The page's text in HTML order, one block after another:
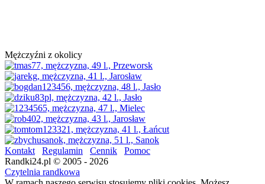
Mężczyźni z okolicy
Kontakt Regulamin Cennik
Pomoc
Randki24.pl © 2005 - 2026
Czytelnia randkowa